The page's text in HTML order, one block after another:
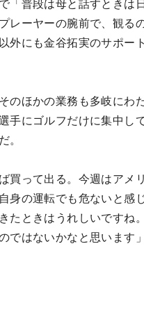
「普段は母と話すときは
レーヤーの腕前で、観る
外にも金谷拓実のサポー
のほかの業務も多岐にわ
手にゴルフだけに集中し
。
って出る。今週はアメ
身の運転でも危ないと感
たときはうれしいですね
ではないかなと思います